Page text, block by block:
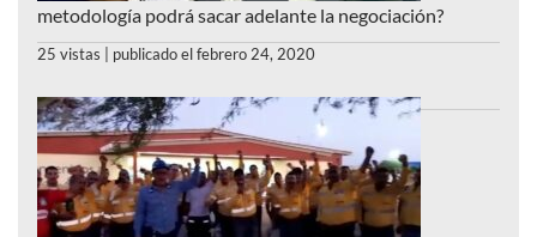
metodología podrá sacar adelante la negociación?
25 vistas publicado el febrero 24, 2020